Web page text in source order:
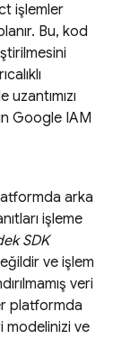
işlemler
Bu, kod
Google IAM
arka
işleme
SDK
ve işlem
veri
platformda
modelinizi ve